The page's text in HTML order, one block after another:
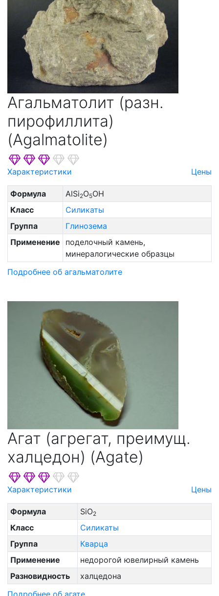
Агальматолит (разн.
пирофиллита)
(Agalmatolite)
Характеристики Цены
Формула AlSi2O5OH
Класс
Силикаты
Группа
Глинозема
Применение
поделочный камень,
минералогические образцы
Подробнее об агальматолите
Агат (агрегат, преимущ.
халцедон) (Agate)
Характеристики Цены
Формула SiO2
Класс
Силикаты
Группа
Кварца
Применение
недорогой ювелирный камень
Разновидность
халцедона
Подробнее об агате